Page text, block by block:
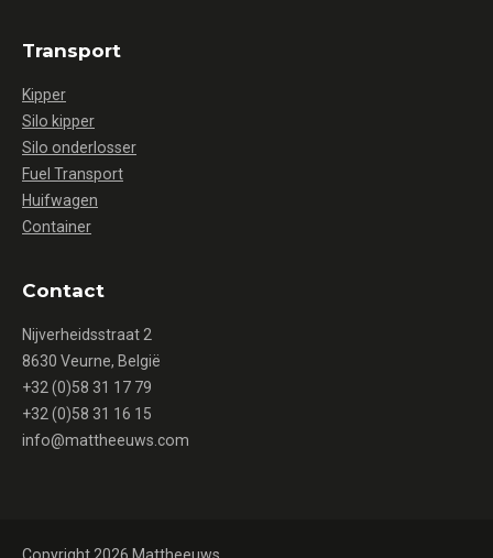
Transport
Kipper
Silo kipper
Silo onderlosser
Fuel Transport
Huifwagen
Container
Contact
Nijverheidsstraat 2
8630 Veurne, België
+32 (0)58 31 17 79
+32 (0)58 31 16 15
info@mattheeuws.com